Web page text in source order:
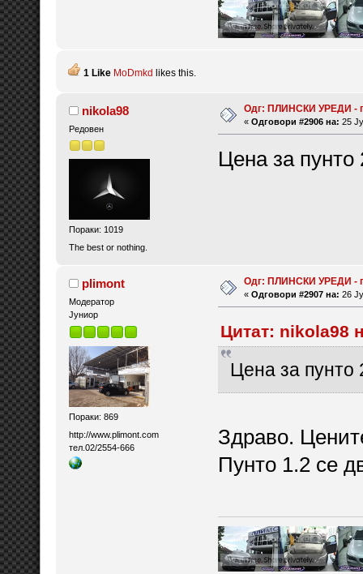
1 Like MoDmkd likes this.
nikola98
Редовен
Пораки: 1019
The best or nothing.
Одг: ПЛИНСКИ УРЕДИ -
« Одговори #2906 на: 25
Цена за пунто
plimont
Модератор
Јуниор
Пораки: 869
http://www.plimont.com
тел.02/2554-666
Одг: ПЛИНСКИ УРЕДИ -
« Одговори #2907 на: 26
Цитат: nikola98
Цена за пунто
Здраво.
Пунто 1.2 се